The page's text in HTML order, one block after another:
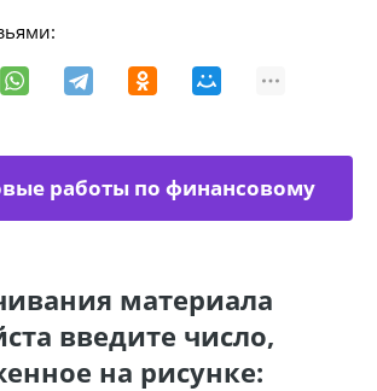
работы по финансовому
материала
введите число,
на рисунке: